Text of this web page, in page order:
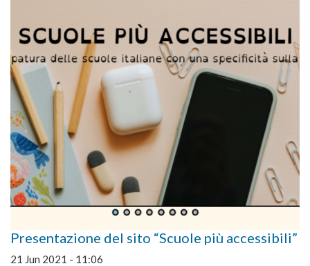
Presentazione del sito “Scuole più accessibili”
21 Jun 2021 - 11:06